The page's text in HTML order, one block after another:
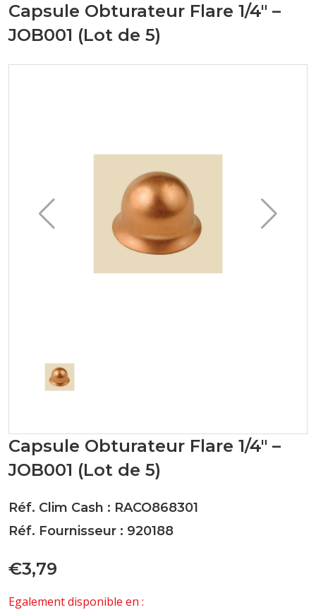
Capsule Obturateur Flare 1/4" –
JOB001 (Lot de 5)
Capsule Obturateur Flare 1/4" –
JOB001 (Lot de 5)
Réf. Clim Cash : RACO868301
Réf. Fournisseur : 920188
€3,79
Egalement disponible en :